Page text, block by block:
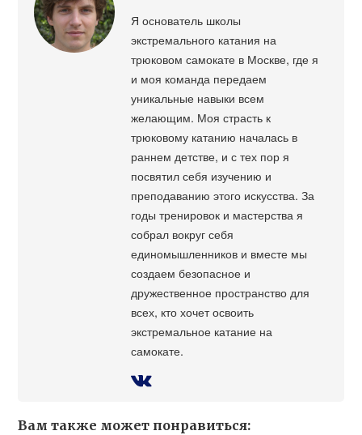
Я основатель школы
экстремального катания на
трюковом самокате в Москве, где я
и моя команда передаем
уникальные навыки всем
желающим. Моя страсть к
трюковому катанию началась в
раннем детстве, и с тех пор я
посвятил себя изучению и
преподаванию этого искусства. За
годы тренировок и мастерства я
собрал вокруг себя
единомышленников и вместе мы
создаем безопасное и
дружественное пространство для
всех, кто хочет освоить
экстремальное катание на
самокате.
Вам также может понравиться: